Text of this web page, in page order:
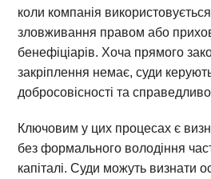
коли компанія
зловживання правом або
бенефіціарів. Хоча прямого
закріплення немає, суди
добросовісності та
Ключовим у цих процесах є
без формального володіння
капіталі. Суди можуть визнати